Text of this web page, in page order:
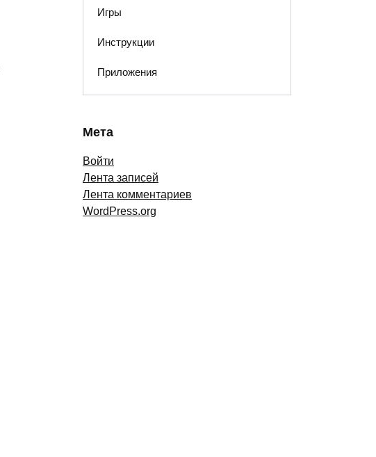
Игры
Инструкции
Приложения
Мета
Войти
Лента записей
Лента комментариев
WordPress.org